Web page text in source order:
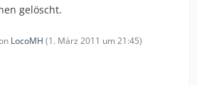
gelöscht.
LocoMH (1. März 2011 um 21:45)